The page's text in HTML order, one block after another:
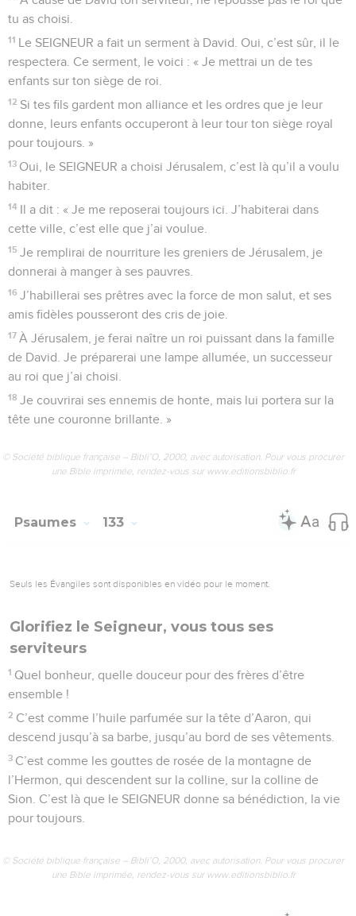
Psaumes
Seuls les Évangiles sont disponibles en vidéo pour le moment.
Qu'il est bon, pour des frères, d'être
ensemble
1 SEIGNEUR, souviens-toi de David et de toutes ses
souffrances.
2 David a fait un serment au SEIGNEUR. Voici la promesse
qu’il a faite au Dieu puissant de Jacob :
3
« Je n’entrerai plus dans la tente où j’habite, je ne
coucherai plus dans mon lit.
4 Mes yeux ne se fermeront plus pour dormir, mes paupières
ne se reposeront plus.
5 Oui, je veux d’abord trouver une place pour le SEIGNEUR,
une maison pour le Dieu puissant de Jacob. »
6 Voici ce que nous avons appris : le coffre de l’alliance est à
Éfrata. Nous l’avons trouvé près de Yaar.
7 Entrons dans la maison du SEIGNEUR ! Mettons-nous à
SEIGNEUR, viens te reposer ici, viens avec le coffre de
Que la force de ton salut couvre tes prêtres comme d’un
vêtement, que tes amis fidèles crient de joie !
enfants sur ton siège de roi.
12
donne, leurs enfants occuperont à leur tour ton siège royal
pour toujours. »
13
Oui, le SEIGNEUR a choisi Jérusalem, c’est là qu’il a voulu
habiter.
14 Il a dit : « Je me reposerai toujours ici. J’habiterai dans
cette ville, c’est elle que j’ai voulue.
15 Je remplirai de nourriture les greniers de Jérusalem, je
donnerai à manger à ses pauvres.
amis fidèles pousseront des cris de joie.
de David. Je préparerai une lampe allumée, un successeur